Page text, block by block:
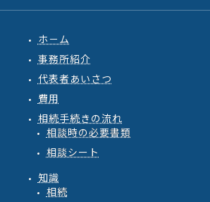
ホ－ム
事務所紹介
代表者あいさつ
費用
相続手続きの流れ
相談時の必要書類
相談シート
知識
相続